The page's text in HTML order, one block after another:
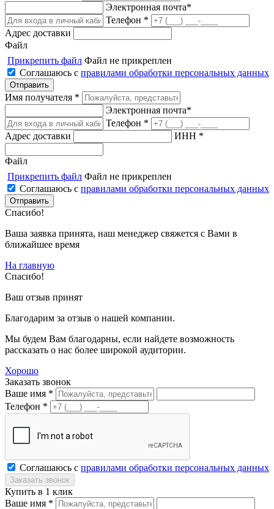
Электронная почта*
Телефон *
Адрес доставки
Файл
Прикрепить файл Файл не прикреплен
Соглашаюсь с правилами обработки персональных данных
Имя получателя *
Электронная почта*
Телефон *
Адрес доставки
ИНН *
Файл
Прикрепить файл Файл не прикреплен
Соглашаюсь с правилами обработки персональных данных
Спасибо!
Ваша заявка принята, наш менеджер свяжется с Вами в
ближайшее время
На главную
Спасибо!
Ваш отзыв принят
Благодарим за отзыв о нашей компании.
Мы будем Вам благодарны, если найдете возможность
рассказать о нас более широкой аудитории.
Хорошо
Заказать звонок
Ваше имя *
Телефон *
Соглашаюсь с правилами обработки персональных данных
Купить в 1 клик
Ваше имя *